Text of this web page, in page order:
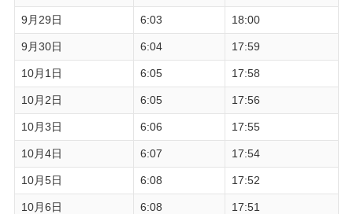
9月29日 6:03 18:00
9月30日 6:04 17:59
10月1日 6:05 17:58
10月2日 6:05 17:56
10月3日 6:06 17:55
10月4日 6:07 17:54
10月5日 6:08 17:52
10月6日 6:08 17:51